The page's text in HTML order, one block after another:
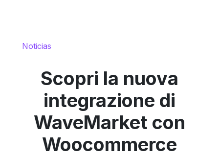
Noticias
Scopri la nuova
integrazione di
WaveMarket con
Woocommerce